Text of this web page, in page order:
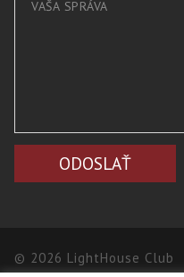
© 2026 LightHouse Club